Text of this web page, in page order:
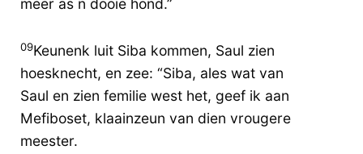
09Keunenk luit Siba kommen, Saul zien
hoesknecht, en zee: “Siba, ales wat van
Saul en zien femilie west het, geef ik aan
Mefiboset, klaainzeun van dien vrougere
meester.